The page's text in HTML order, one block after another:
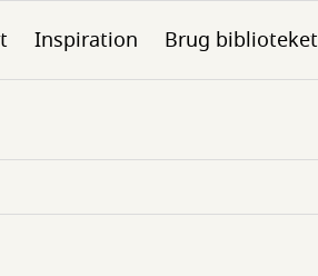
Inspiration Brug biblioteket